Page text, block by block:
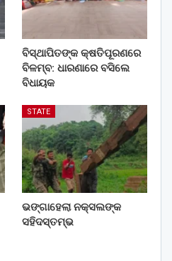
ବିସ୍ଥାପିତଙ୍କ କ୍ଷତିପୂରଣରେ
ବିଳମ୍ବ: ଧାରଣାରେ ବସିଲେ
ବିଧାୟକ
STATE
ଭଙ୍ଗାହେଲା ନକ୍ସଲଙ୍କ
ସହିଦସ୍ତମ୍ଭ